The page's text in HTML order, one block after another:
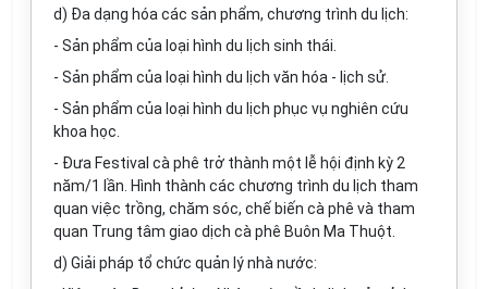
d) Đa dạng hóa các sản phẩm, chương trình du lịch:
- Sản phẩm của loại hình du lịch sinh thái.
- Sản phẩm của loại hình du lịch văn hóa - lịch sử.
- Sản phẩm của loại hình du lịch phục vụ nghiên cứu
khoa học.
- Đưa Festival cà phê trở thành một lễ hội định kỳ 2
năm/1 lần. Hình thành các chương trình du lịch tham
quan việc trồng, chăm sóc, chế biến cà phê và tham
quan Trung tâm giao dịch cà phê Buôn Ma Thuột.
d) Giải pháp tổ chức quản lý nhà nước: